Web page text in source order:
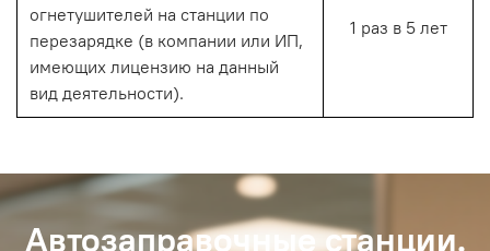
огнетушителей на станции по
перезарядке (в компании или ИП,
имеющих лицензию на данный
вид деятельности).
1 раз в 5 лет
Автозаправочные станции.